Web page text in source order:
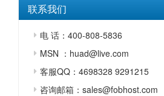
联系我们
电 话：400-808-5836
MSN ：huad@live.com
客服QQ：4698328 9291215
咨询邮箱：sales@fobhost.com